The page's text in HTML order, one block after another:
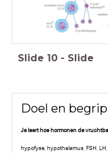
Slide 10 - Slide
Doel en
Je leert hoe hormonen de
hypofyse, hypothalamus, FSH,